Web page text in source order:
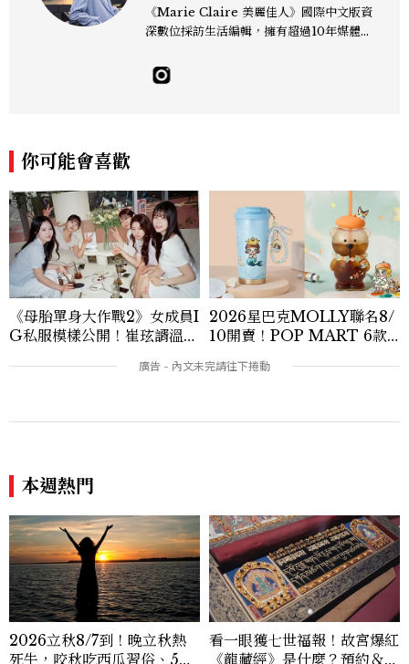
《Marie Claire 美麗佳人》國際中文版資
深數位採訪生活編輯，擁有超過10年媒體與
飯店、奢華旅宿、旅遊景點、航空等領域，
另涉獵3C家電、居家生活範疇，具備實測
pella、Mandarin Oriental、JOAL
I、Raffles、Banyan Tree、IHG、Ma
rriott等頂級飯店集團。 策劃並執行超過7
0篇深度專題「MC開房間」、260 篇以上
「玩咖懶人包」盤點類文章，致力用專業視
角提供讀者最新話題、兼具風格與實用的高
品質生活旅遊靈感內容。 Contact：ben
ny_yang@mctw.com.tw
你可能會喜歡
《母胎單身大作戰2》女成員I
G私服模樣公開！崔玹諝溫柔
2026星巴克MOLLY聯名8/
10開賣！POP MART 6款
次看
本週熱門
2026立秋8/7到！晚立秋熱
死牛，咬秋吃西瓜習俗、5大
看一眼獲七世福報！故宮爆紅
《龍藏經》是什麼？預約＆參